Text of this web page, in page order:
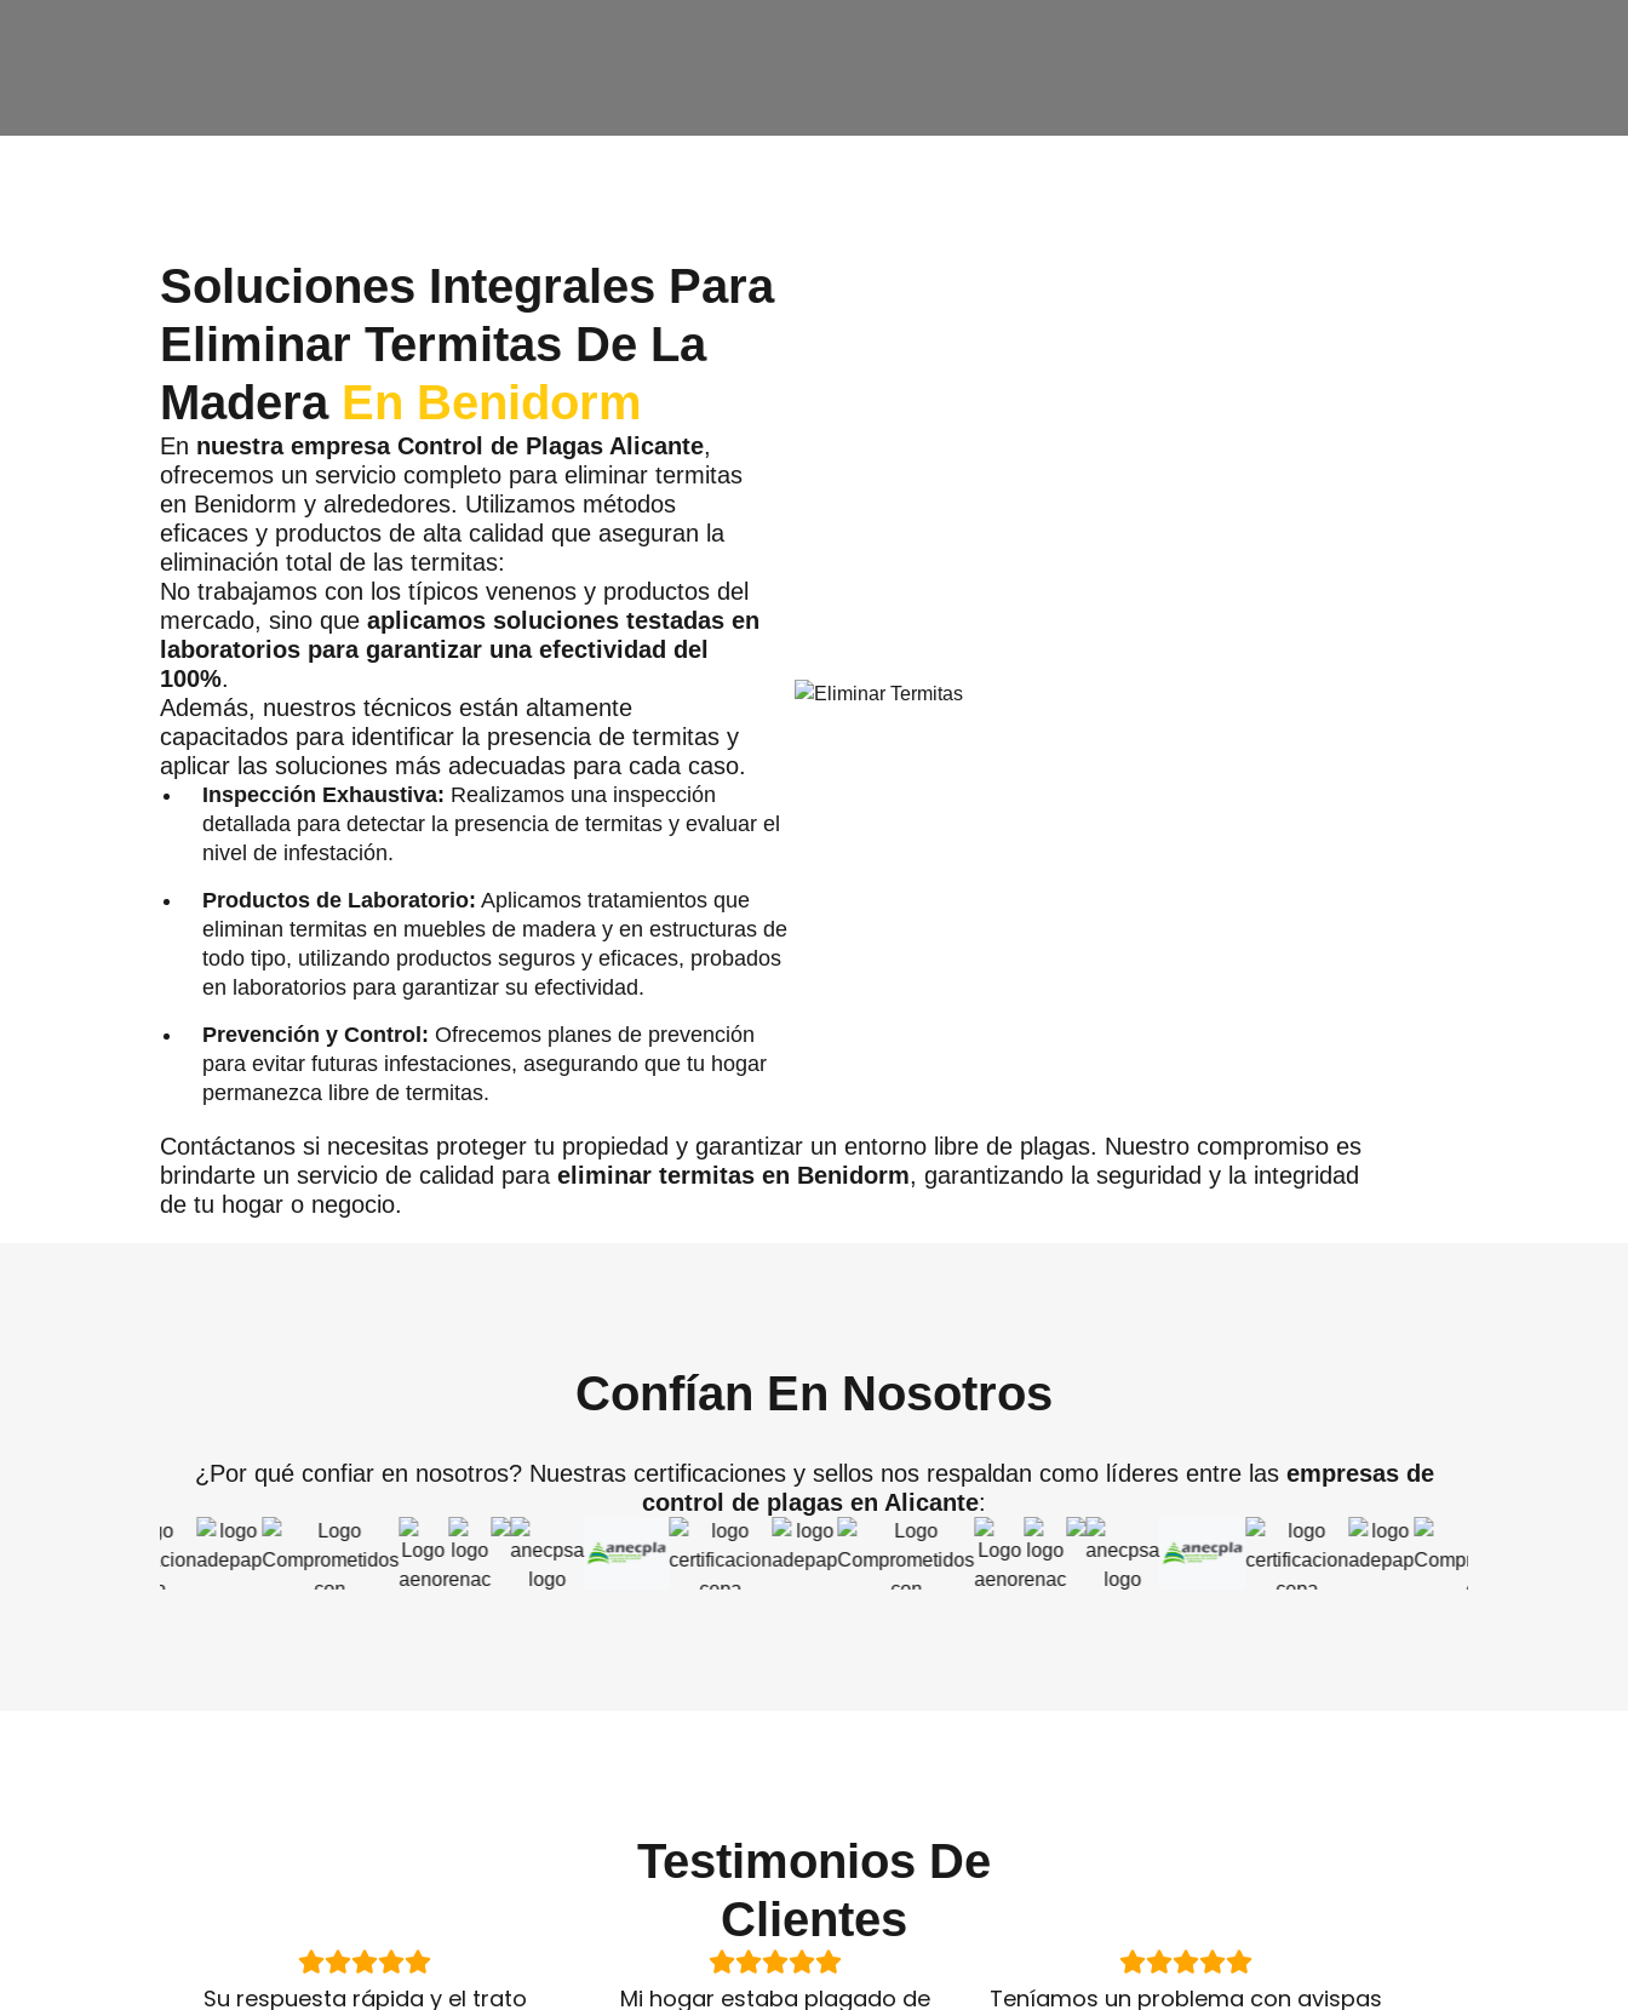
Soluciones Integrales Para
Eliminar Termitas De La
Madera En Benidorm
En nuestra empresa Control de Plagas Alicante,
ofrecemos un servicio completo para eliminar termitas
en Benidorm y alrededores. Utilizamos métodos
eficaces y productos de alta calidad que aseguran la
eliminación total de las termitas:
No trabajamos con los típicos venenos y productos del
mercado, sino que aplicamos soluciones testadas en
laboratorios para garantizar una efectividad del
100%.
Además, nuestros técnicos están altamente
capacitados para identificar la presencia de termitas y
aplicar las soluciones más adecuadas para cada caso.
Inspección Exhaustiva: Realizamos una inspección
detallada para detectar la presencia de termitas y evaluar el
nivel de infestación.
Productos de Laboratorio: Aplicamos tratamientos que
eliminan termitas en muebles de madera y en estructuras de
todo tipo, utilizando productos seguros y eficaces, probados
en laboratorios para garantizar su efectividad.
Prevención y Control: Ofrecemos planes de prevención
para evitar futuras infestaciones, asegurando que tu hogar
permanezca libre de termitas.
Contáctanos si necesitas proteger tu propiedad y garantizar un entorno libre de plagas. Nuestro compromiso es
brindarte un servicio de calidad para eliminar termitas en Benidorm, garantizando la seguridad y la integridad
de tu hogar o negocio.
Confían En Nosotros
¿Por qué confiar en nosotros? Nuestras certificaciones y sellos nos respaldan como líderes entre las empresas de
control de plagas en Alicante:
Testimonios De
Clientes
Su respuesta rápida y el trato Mi hogar estaba plagado de Teníamos un problema con avispas